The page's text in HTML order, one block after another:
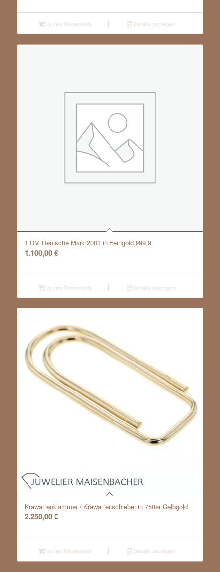
In den Warenkorb Details anzeigen
1 DM Deutsche Mark 2001 in Feingold 999,9
1.100,00€
In den Warenkorb Details anzeigen
Krawattenklammer / Krawattenschieber in 750er Gelbgold
2.250,00€
In den Warenkorb Details anzeigen